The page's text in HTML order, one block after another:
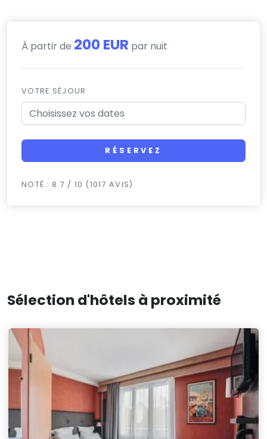
À partir de 200 EUR par nuit
VOTRE SÉJOUR
RÉSERVEZ
NOTÉ : 8.7 / 10 (1017 AVIS)
Sélection d'hôtels à proximité